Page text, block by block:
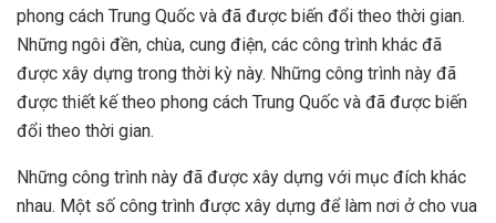
phong cách Trung Quốc và đã được biến đổi theo thời gian.
Những ngôi đền, chùa, cung điện, các công trình khác đã
được xây dựng trong thời kỳ này. Những công trình này đã
được thiết kế theo phong cách Trung Quốc và đã được biến
đổi theo thời gian.
Những công trình này đã được xây dựng với mục đích khác
nhau. Một số công trình được xây dựng để làm nơi ở cho vua